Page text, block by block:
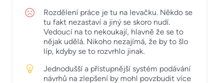
Rozdělení práce je tu na levačku. Někdo se
tu fakt nezastaví a jiný se skoro nudí.
Vedoucí na to nekoukají, hlavně že se to
nějak udělá. Nikoho nezajímá, že by to šlo
líp, kdyby se to rozvrhlo jinak.
Jednodušší a přístupnější systém podávání
návrhů na zlepšení by mohl povzbudit více